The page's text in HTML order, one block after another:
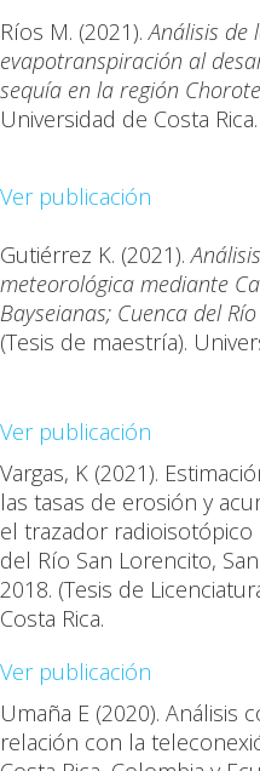
Ríos M. (2021).Análisis de
evapotranspiración al
sequía en la región
Universidad de Costa Rica.
Ver publicación
Gutiérrez K. (2021).
meteorológica mediante
Bayseianas; Cuenca del
(Tesis de maestría).
Ver publicación
Vargas, K (2021).
las tasas de erosión y
el trazador radioisotópico
del Río San Lorencito,
2018. (Tesis de
Costa Rica.
Ver publicación
Umaña E (2020). Análisis
relación con la